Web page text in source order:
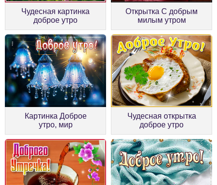
Чудесная картинка
доброе утро
Открытка С добрым
милым утром
Картинка Доброе
утро, мир
Чудесная открытка
доброе утро